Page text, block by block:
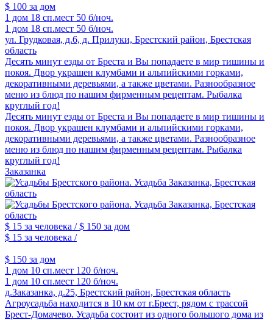
$ 100 за дом
1 дом 18 сп.мест 50 б/ноч.
1 дом 18 сп.мест 50 б/ноч.
ул. Грудковая, д.6, д. Прилуки, Брестский район, Брестская
область
Десять минут езды от Бреста и Вы попадаете в мир тишины и
покоя. Двор украшен клумбами и альпийскими горками,
декоративными деревьями, а также цветами. Разнообразное
меню из блюд по нашим фирменным рецептам. Рыбалка
круглый год!
Десять минут езды от Бреста и Вы попадаете в мир тишины и
покоя. Двор украшен клумбами и альпийскими горками,
декоративными деревьями, а также цветами. Разнообразное
меню из блюд по нашим фирменным рецептам. Рыбалка
круглый год!
Заказанка
$ 15 за человека /$ 150 за дом
$ 15 за человека /
$ 150 за дом
1 дом 10 сп.мест 120 б/ноч.
1 дом 10 сп.мест 120 б/ноч.
д.Заказанка, д.25, Брестский район, Брестская область
Агроусадьба находится в 10 км от г.Брест, рядом с трассой
Брест-Домачево. Усадьба состоит из одного большого дома из